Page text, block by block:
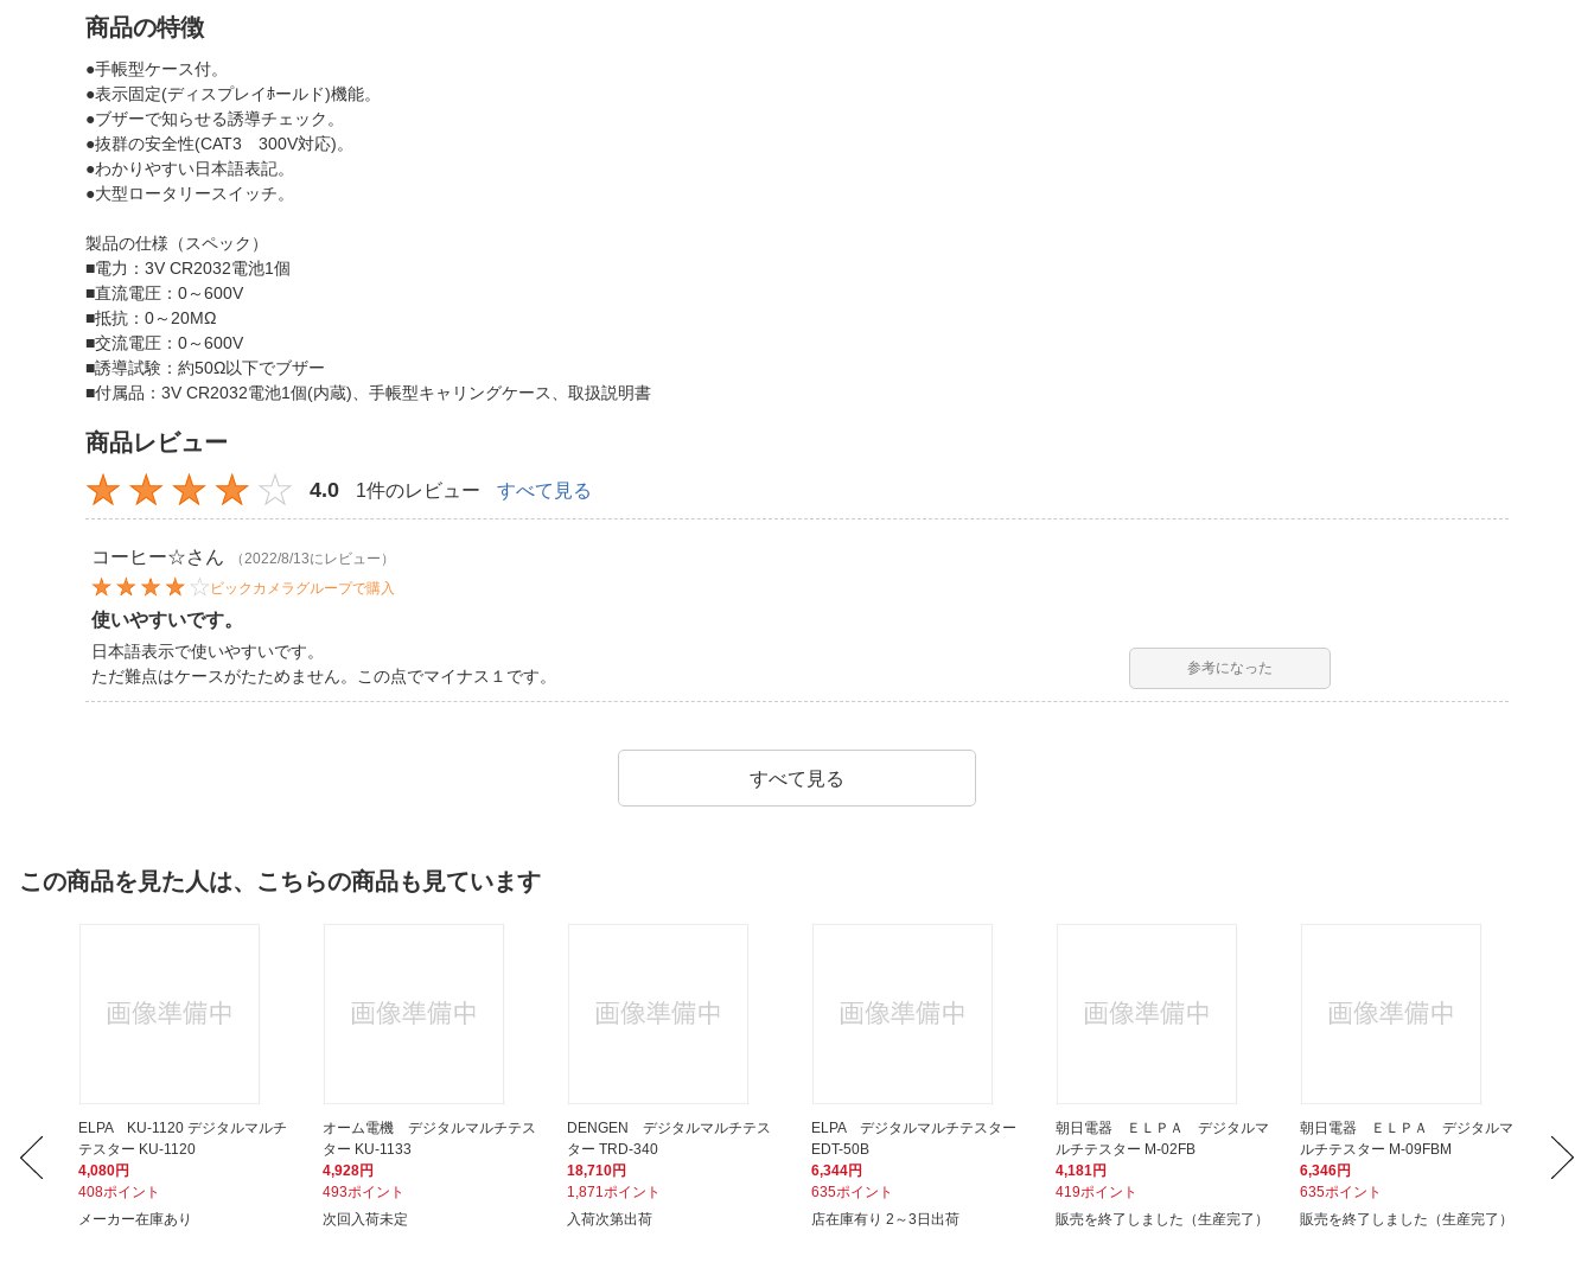
商品の特徴
●手帳型ケース付。
●表示固定(ディスプレイﾎールド)機能。
●ブザーで知らせる誘導チェック。
●抜群の安全性(CAT3 300V対応)。
●わかりやすい日本語表記。
●大型ロータリースイッチ。
製品の仕様（スペック）
■電力：3V CR2032電池1個
■直流電圧：0～600V
■抵抗：0～20MΩ
■交流電圧：0～600V
■誘導試験：約50Ω以下でブザー
■付属品：3V CR2032電池1個(内蔵)、手帳型キャリングケース、取扱説明書
商品レビュー
4.0 1件のレビュー すべて見る
コーヒー☆さん
（2022/8/13にレビュー）
ビックカメラグループで購入
使いやすいです。
日本語表示で使いやすいです。
ただ難点はケースがたためません。この点でマイナス１です。
参考になった
すべて見る
この商品を見た人は、こちらの商品も見ています
ELPA KU-1120 デジタルマルチ
テスター KU-1120
4,080円
408ポイント
メーカー在庫あり
オーム電機 デジタルマルチテス
ター KU-1133
4,928円
493ポイント
次回入荷未定
DENGEN デジタルマルチテス
ター TRD-340
18,710円
1,871ポイント
入荷次第出荷
ELPA デジタルマルチテスター
EDT-50B
6,344円
635ポイント
店在庫有り 2～3日出荷
朝日電器 ＥＬＰＡ デジタルマ
ルチテスター M-02FB
4,181円
419ポイント
販売を終了しました（生産完了）
朝日電器 ＥＬＰＡ デジタルマ
ルチテスター M-09FBM
6,346円
635ポイント
販売を終了しました（生産完了）
ルチ
5,180円